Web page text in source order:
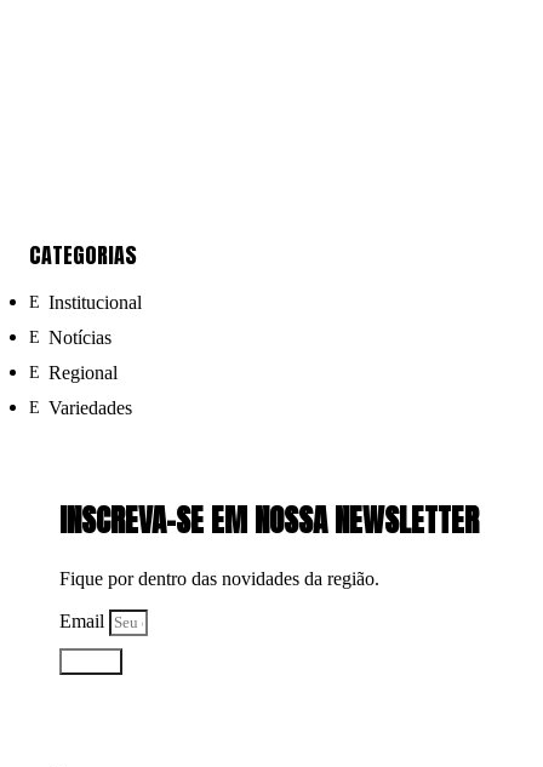
CATEGORIAS
Institucional
Notícias
Regional
Variedades
INSCREVA-SE EM NOSSA NEWSLETTER
Fique por dentro das novidades da região.
Email